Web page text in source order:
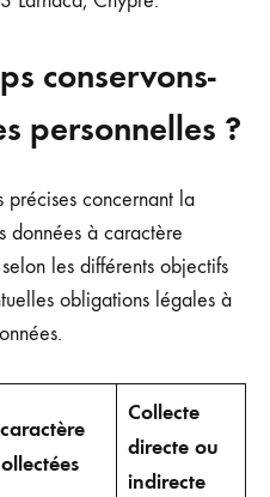
conservons-
personnelles ?
précises concernant la
données à caractère
les différents objectifs
obligations légales à
Collecte
directe ou
indirecte